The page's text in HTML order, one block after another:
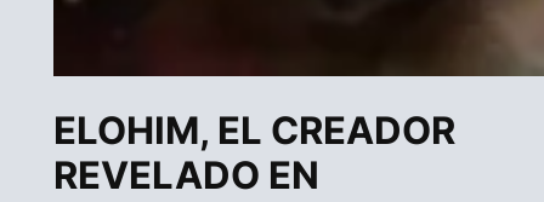
ELOHIM, EL CREADOR
REVELADO EN